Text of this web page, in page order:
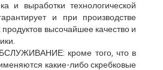
и выработки технологической
и при производстве
высочайшее качество и
кроме того, что в
какие-либо скребковые